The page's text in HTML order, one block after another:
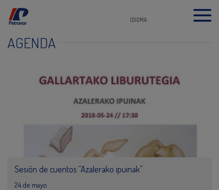
IDIOMA
AGENDA
Sesión de cuentos “Azalerako ipuinak”
24 de mayo